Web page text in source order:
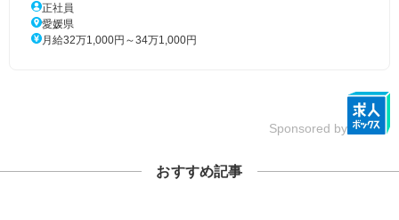
正社員
愛媛県
月給32万1,000円～34万1,000円
Sponsored by
おすすめ記事